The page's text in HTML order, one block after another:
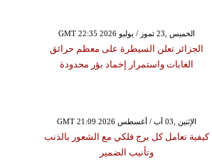
GMT 22:35 2026 الخميس ,23 تموز / يوليو
الجزائر تعلن السيطرة على معظم حرائق
الغابات واستمرار إخماد بؤر محدودة
GMT 21:09 2026 الإثنين ,03 آب / أغسطس
كيفية تعامل كل برج فلكي مع الشعور بالذنب
وتأنيب الضمير